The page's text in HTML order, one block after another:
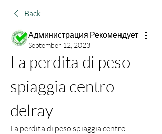
Back
Администрация Рекомендует
September 12, 2023
La perdita di peso
spiaggia centro
delray
La perdita di peso spiaggia centro